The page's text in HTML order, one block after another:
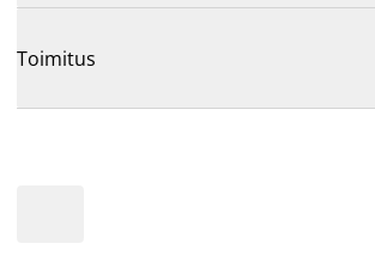
Toimitus